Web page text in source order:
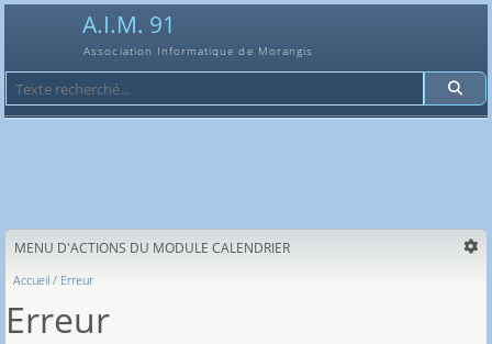
A.I.M. 91
Association Informatique de Morangis
Recherche
MENU D'ACTIONS DU MODULE CALENDRIER
Accueil Erreur
Erreur